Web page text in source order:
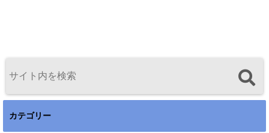
カテゴリー